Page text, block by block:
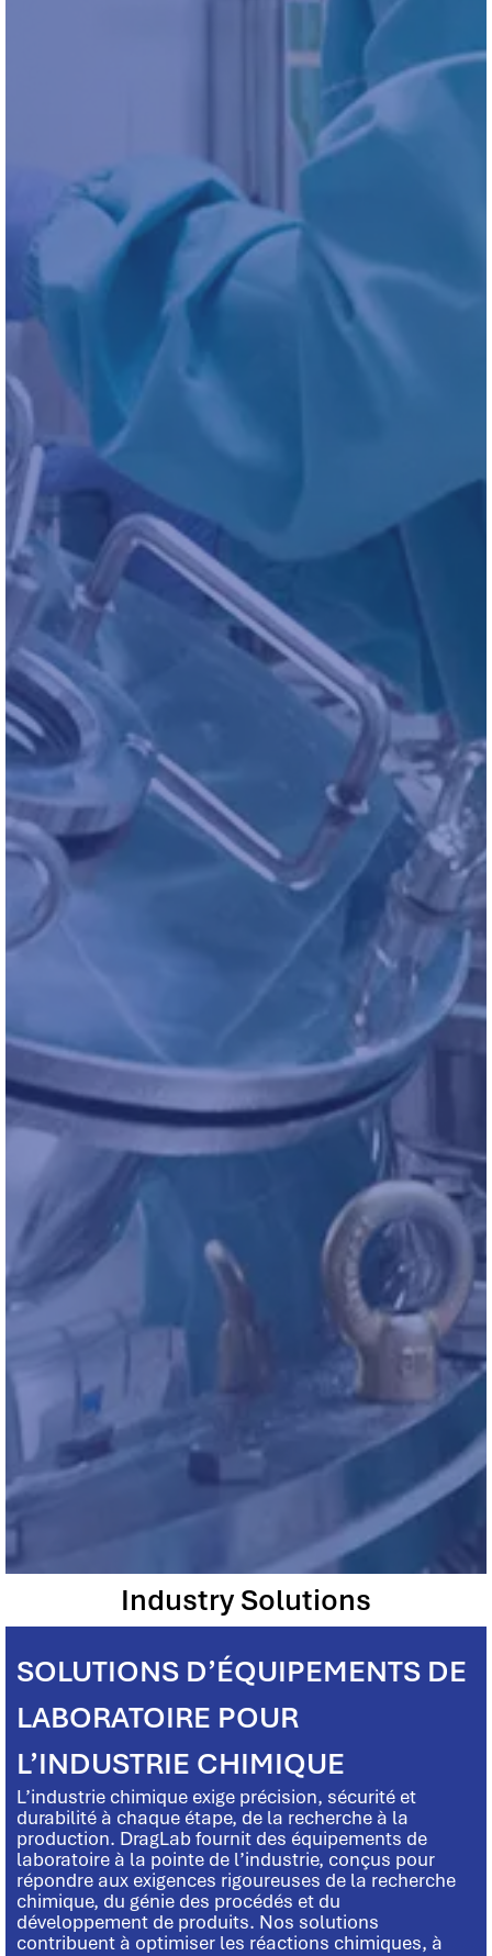
Industry Solutions
SOLUTIONS D’ÉQUIPEMENTS DE
LABORATOIRE POUR
L’INDUSTRIE CHIMIQUE
L’industrie chimique exige précision, sécurité et
durabilité à chaque étape, de la recherche à la
production. DragLab fournit des équipements de
laboratoire à la pointe de l’industrie, conçus pour
répondre aux exigences rigoureuses de la recherche
chimique, du génie des procédés et du
développement de produits. Nos solutions
contribuent à optimiser les réactions chimiques, à